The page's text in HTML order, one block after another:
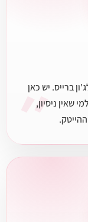
״
ברייס. יש כאן
שאין ניסיון,